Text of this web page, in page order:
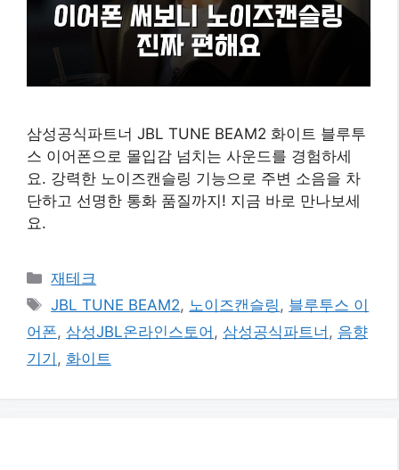
삼성공식파트너 JBL TUNE BEAM2 화이트 블루투
스 이어폰으로 몰입감 넘치는 사운드를 경험하세
요. 강력한 노이즈캔슬링 기능으로 주변 소음을 차
단하고 선명한 통화 품질까지! 지금 바로 만나보세
요.
카
테
리
재테크
태
그
JBL TUNE BEAM2, 노이즈캔슬링 , 블루투스 이
어폰, 삼성JBL온라인스토어 , 삼성공식파트너 , 음향
기기 , 화이트